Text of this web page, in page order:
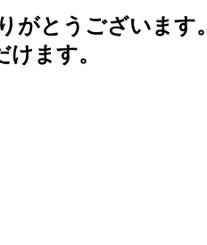
がとうございます。
ます。